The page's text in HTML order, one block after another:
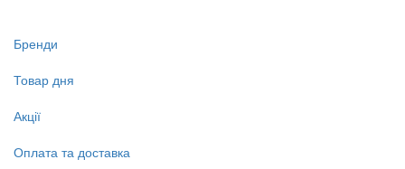
Бренди
Товар дня
Акції
Оплата та доставка